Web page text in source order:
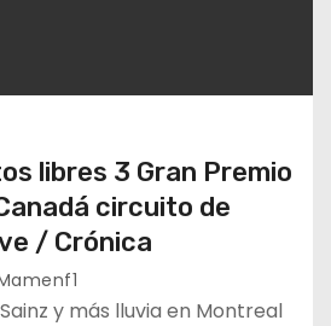
libres 3 Gran Premio
circuito de
/ Crónica
y más lluvia en Montreal